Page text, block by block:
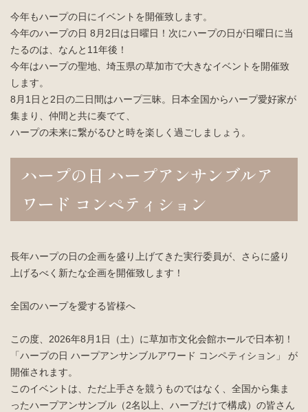
入会案内
Join us
お問い合わせ
お知らせ
今年もハープの日にイベントを開催致します。
今年のハープの日 8月2日は日曜日！次にハープの日が日曜日に当
たるのは、なんと11年後！
今年はハープの聖地、埼玉県の草加市で大きなイベントを開催致
します。
8月1日と2日の二日間はハープ三昧。日本全国からハープ愛好家が
集まり、仲間と共に奏でて、
ハープの未来に繋がるひと時を楽しく過ごしましょう。
ハープの日 ハープアンサンブルア
ワード コンペティション
長年ハープの日の企画を盛り上げてきた実行委員が、さらに盛り
上げるべく新たな企画を開催致します！
全国のハープを愛する皆様へ
この度、2026年8月1日（土）に草加市文化会館ホールで日本初！
「ハープの日 ハープアンサンブルアワード コンペティション」 が
開催されます。
このイベントは、ただ上手さを競うものではなく、全国から集ま
ったハープアンサンブル（2名以上、ハープだけで構成）の皆さん